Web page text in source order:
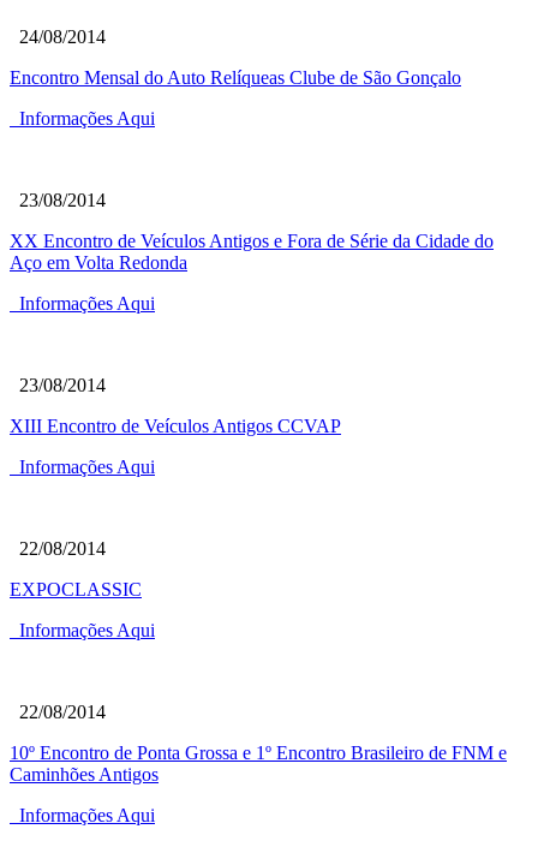
24/08/2014
Encontro Mensal do Auto Relíqueas Clube de São Gonçalo
Informações Aqui
23/08/2014
XX Encontro de Veículos Antigos e Fora de Série da Cidade do
Aço em Volta Redonda
Informações Aqui
23/08/2014
XIII Encontro de Veículos Antigos CCVAP
Informações Aqui
22/08/2014
EXPOCLASSIC
Informações Aqui
22/08/2014
10º Encontro de Ponta Grossa e 1º Encontro Brasileiro de FNM e
Caminhões Antigos
Informações Aqui